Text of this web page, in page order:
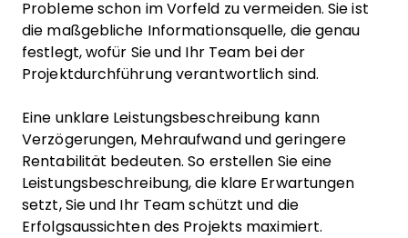
Probleme schon im Vorfeld zu vermeiden. Sie ist
die maßgebliche Informationsquelle, die genau
festlegt, wofür Sie und Ihr Team bei der
Projektdurchführung verantwortlich sind.
Eine unklare Leistungsbeschreibung kann
Verzögerungen, Mehraufwand und geringere
Rentabilität bedeuten. So erstellen Sie eine
Leistungsbeschreibung, die klare Erwartungen
setzt, Sie und Ihr Team schützt und die
Erfolgsaussichten des Projekts maximiert.